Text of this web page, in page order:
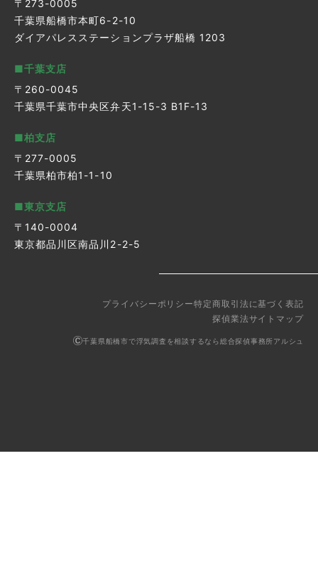
〒273-0005
千葉県船橋市本町6-2-10
ダイアパレスステーションプラザ船橋 1203
■千葉支店
〒260-0045
千葉県千葉市中央区弁天1-15-3 B1F-13
■柏支店
〒277-0005
千葉県柏市柏1-1-10
■東京支店
〒140-0004
東京都品川区南品川2-2-5
プライバシーポリシー特定商取引法に基づく表記
探偵業法サイトマップ
千葉県船橋市で浮気調査を相談するなら総合探偵事務所アルシュ